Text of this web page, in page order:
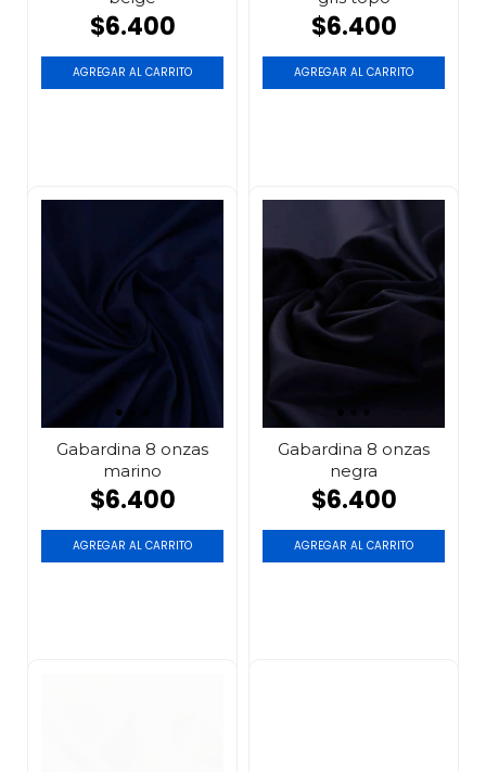
$6.400
AGREGAR AL CARRITO
$6.400
AGREGAR AL CARRITO
Gabardina 8 onzas
marino
$6.400
AGREGAR AL CARRITO
Gabardina 8 onzas
negra
$6.400
AGREGAR AL CARRITO